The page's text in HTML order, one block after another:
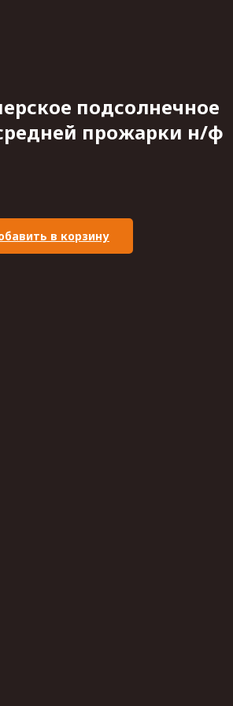
подсолнечное
прожарки н/ф
в корзину